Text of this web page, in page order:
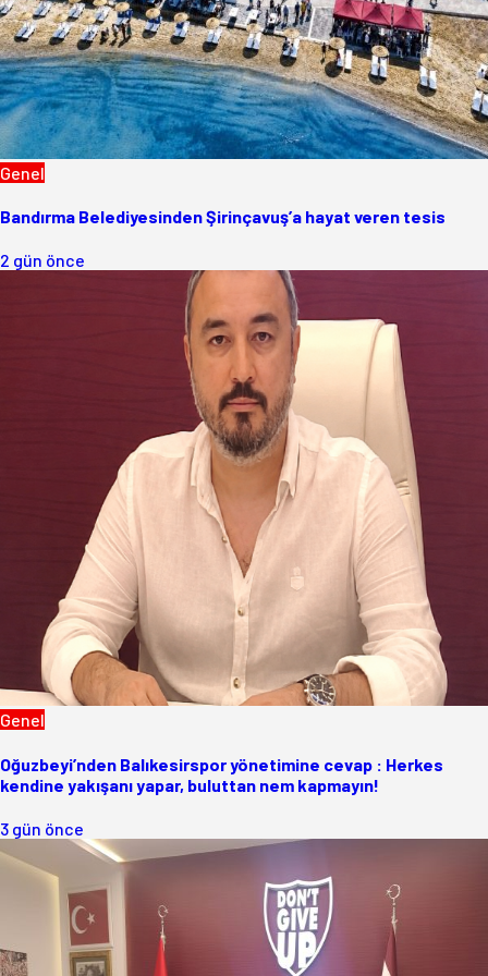
Genel
Bandırma Belediyesinden Şirinçavuş’a hayat veren tesis
2 gün önce
Genel
Oğuzbeyi’nden Balıkesirspor yönetimine cevap : Herkes
kendine yakışanı yapar, buluttan nem kapmayın!
3 gün önce